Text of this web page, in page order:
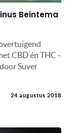
Beintema
CBD én THC -
Suver
24 augustus 2018